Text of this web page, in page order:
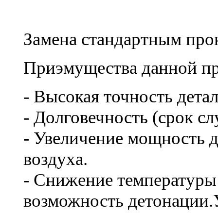
Замена стандартным
Приэмущества данной
- Высокая точность
- Долговечность (срок
- Увеличение мощность
воздуха.
- Снижение
возможность